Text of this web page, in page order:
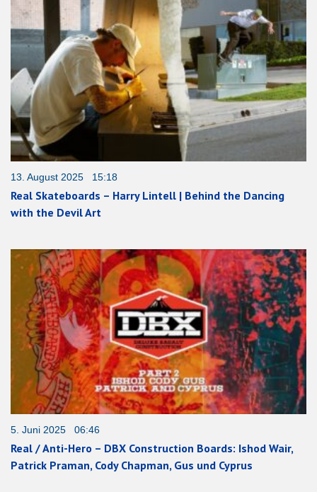
13. August 2025 15:18
Real Skateboards – Harry Lintell | Behind the Dancing
with the Devil Art
5. Juni 2025 06:46
Real / Anti-Hero – DBX Construction Boards: Ishod Wair,
Patrick Praman, Cody Chapman, Gus und Cyprus